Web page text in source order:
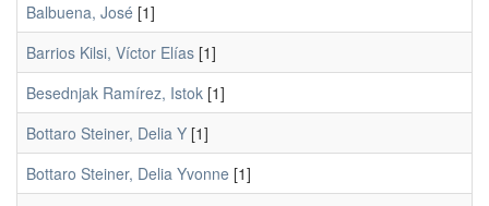
Balbuena, José [1]
Barrios Kilsi, Víctor Elías [1]
Besednjak Ramírez, Istok [1]
Bottaro Steiner, Delia Y [1]
Bottaro Steiner, Delia Yvonne [1]